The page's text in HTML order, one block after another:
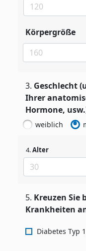
Körpergröße
3. Geschlecht
Ihrer
Hormone,
weiblich
4.Alter
5. Kreuzen Sie
Krankheiten
Diabetes Typ 1